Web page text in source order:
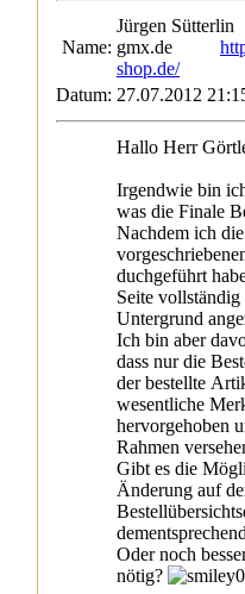
Name:
Jürgen
gmx.de
shop.de/
Datum: 27.07.2012
Hallo Herr
Irgendwie bin
was die Finale
Nachdem ich
duchgeführt
Seite
Untergrund
Ich bin aber
dass nur die
der bestellte
wesentliche
hervorgehoben
Rahmen
Gibt es die
Änderung auf
Oder noch
nötig?